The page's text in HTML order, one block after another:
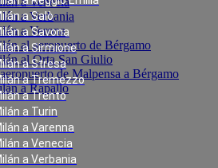
a Salò
a Savona
a Sirmione
a Stresa
a Tremezzo
a Trento
a Turin
a Varenna
a Venecia
a Verbania
a Verbania
a Verona
al aeropuerto de Bérgamo
al Orta San Giulio
de Malpensa a Bérgamo
a Rapallo